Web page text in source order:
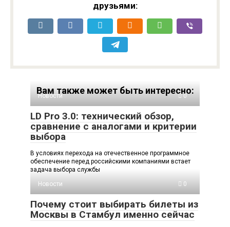
друзьями:
Вам также может быть интересно:
Новости 0
LD Pro 3.0: технический обзор,
сравнение с аналогами и критерии
выбора
В условиях перехода на отечественное программное
обеспечение перед российскими компаниями встает
задача выбора службы
Новости
0
Почему стоит выбирать билеты из
Москвы в Стамбул именно сейчас